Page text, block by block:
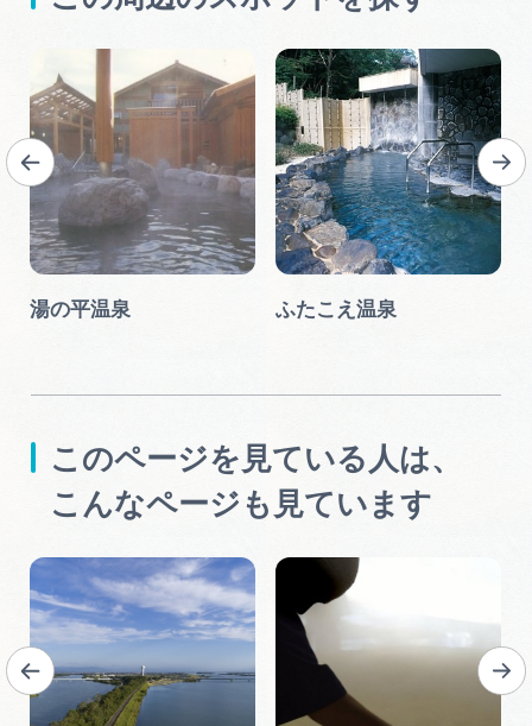
湯の平温泉 ふたこえ温泉
このページを見ている人は、
こんなページも見ています